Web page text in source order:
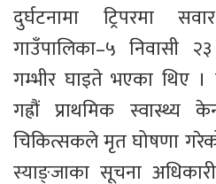
दुर्घटनामा ट्रिपरमा
गाउँपालिका–५ निवासी
गम्भीर घाइते भएका थिए ।
गह्रौं प्राथमिक स्वास्थ्य
चिकित्सकले मृत घोषणा
स्याङ्जाका सूचना